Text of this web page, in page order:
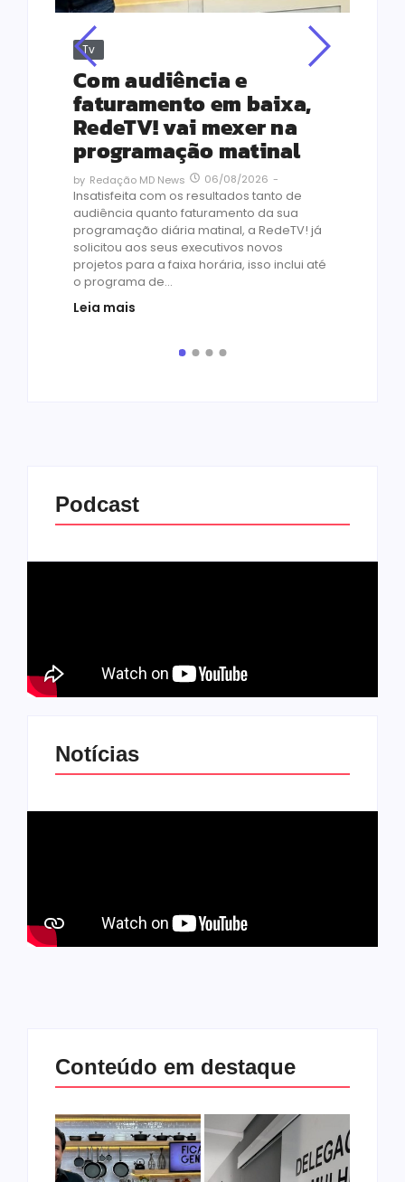
Tv
Com audiência e
faturamento em baixa,
RedeTV! vai mexer na
programação matinal
by Redação MD News 06/08/2026 -
Insatisfeita com os resultados tanto de
audiência quanto faturamento da sua
programação diária matinal, a RedeTV! já
solicitou aos seus executivos novos
projetos para a faixa horária, isso inclui até
o programa de...
Leia mais
Podcast
Notícias
Conteúdo em destaque